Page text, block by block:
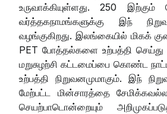
உருவாக்கியுள்ளது. 250
வர்த்தகநாமங்களுக்கு இந்
வழங்குகிறது. இலங்கையில் மிகக்
PET போத்தல்களை உற்பத்தி செய்து
மறுசுழற்சி கட்டமைப்பை கொண்ட
உற்பத்தி நிறுவனமுமாகும். இந்
மேற்பட்ட மின்சாரத்தை
செயற்பாடொன்றையும்